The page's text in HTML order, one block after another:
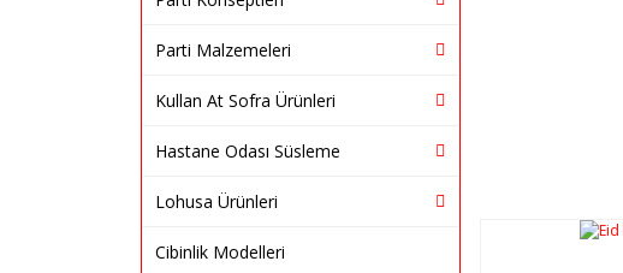
Parti Malzemeleri
Kullan At Sofra Ürünleri
Hastane Odası Süsleme
Lohusa Ürünleri
Cibinlik Modelleri